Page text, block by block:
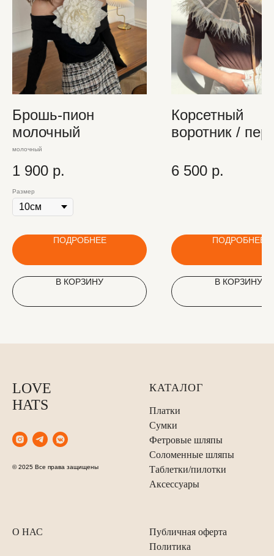
Брошь-пион
молочный
молочный
1 900 р.
Размер
ПОДРОБНЕЕ
В КОРЗИНУ
Корсетный
воротник /
6 500 р.
ПОДРОБНЕЕ
В КОРЗИНУ
LOVE
HATS
© 2025 Все права защищены
КАТАЛОГ
Платки
Сумки
Фетровые шляпы
Соломенные шляпы
Таблетки/пилотки
Аксессуары
О НАС
Публичная оферта
Политика